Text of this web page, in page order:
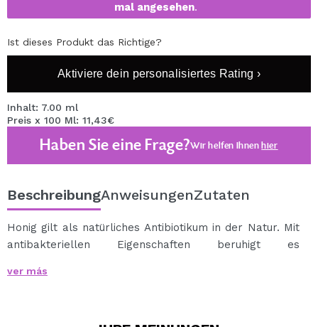
mal angesehen.
Ist dieses Produkt das Richtige?
Aktiviere dein personalisiertes Rating ›
Inhalt: 7.00 ml
Preis x 100 Ml: 11,43€
Haben Sie eine Frage?Wir helfen Ihnenhier
BeschreibungAnweisungenZutaten
Honig gilt als natürliches Antibiotikum in der Natur. Mit
antibakteriellen Eigenschaften beruhigt es
Mit dieser transparenten und dickflüssigen
ver más